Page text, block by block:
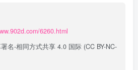
6260.html
名-相同方式共享 4.0 国际 (CC BY-NC-